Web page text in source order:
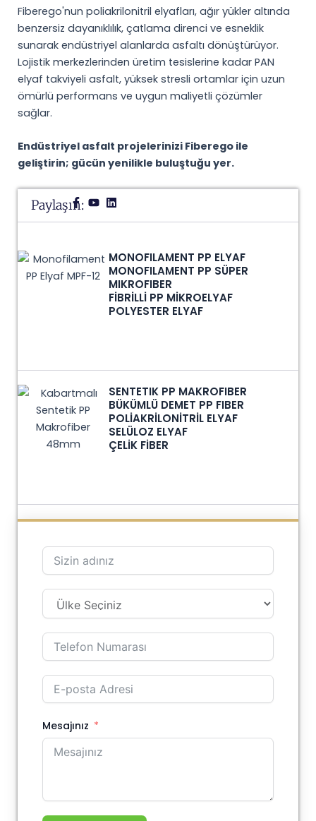
Fiberego'nun poliakrilonitril elyafları, ağır yükler altında
benzersiz dayanıklılık, çatlama direnci ve esneklik
sunarak endüstriyel alanlarda asfaltı dönüştürüyor.
Lojistik merkezlerinden üretim tesislerine kadar PAN
elyaf takviyeli asfalt, yüksek stresli ortamlar için uzun
ömürlü performans ve uygun maliyetli çözümler
sağlar.
Endüstriyel asfalt projelerinizi Fiberego ile
geliştirin; gücün yenilikle buluştuğu yer.
Paylaşın:
MONOFILAMENT PP ELYAF
MONOFILAMENT PP SÜPER
MIKROFIBER
FİBRİLLİ PP MİKROELYAF
POLYESTER ELYAF
SENTETIK PP MAKROFIBER
BÜKÜMLÜ DEMET PP FIBER
POLİAKRİLONİTRİL ELYAF
SELÜLOZ ELYAF
ÇELİK FİBER
Mesajınız